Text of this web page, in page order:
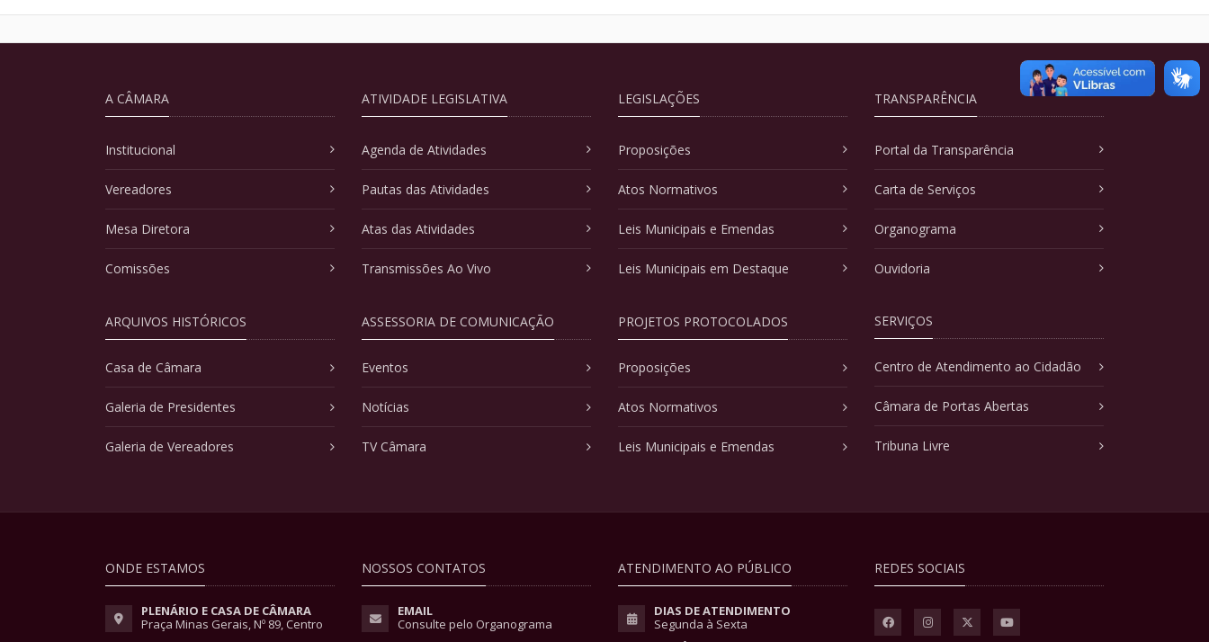
A CÂMARA
Institucional
Vereadores
Mesa Diretora
Comissões
ARQUIVOS HISTÓRICOS
Casa de Câmara
Galeria de Presidentes
Galeria de Vereadores
ATIVIDADE LEGISLATIVA
Agenda de Atividades
Pautas das Atividades
Atas das Atividades
Transmissões Ao Vivo
ASSESSORIA DE COMUNICAÇÃO
Eventos
Notícias
TV Câmara
LEGISLAÇÕES
Proposições
Atos Normativos
Leis Municipais e Emendas
Leis Municipais em Destaque
PROJETOS PROTOCOLADOS
Proposições
Atos Normativos
Leis Municipais e Emendas
TRANSPARÊNCIA
Portal da Transparência
Carta de Serviços
Organograma
Ouvidoria
SERVIÇOS
Centro de Atendimento ao Cidadão
Câmara de Portas Abertas
Tribuna Livre
ONDE ESTAMOS
PLENÁRIO E CASA DE CÂMARA
Praça Minas Gerais, Nº 89, Centro
NOSSOS CONTATOS
EMAIL
Consulte pelo Organograma
ATENDIMENTO AO PÚBLICO
DIAS DE ATENDIMENTO
Segunda à Sexta
REDES SOCIAIS